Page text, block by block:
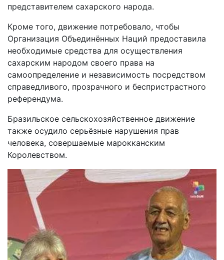
представителем сахарского народа.
Кроме того, движение потребовало, чтобы
Организация Объединённых Наций предоставила
необходимые средства для осуществления
сахарским народом своего права на
самоопределение и независимость посредством
справедливого, прозрачного и беспристрастного
референдума.
Бразильское сельскохозяйственное движение
также осудило серьёзные нарушения прав
человека, совершаемые марокканским
Королевством.